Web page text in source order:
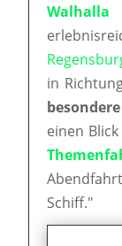
Walhalla
in
einen
Schiff."